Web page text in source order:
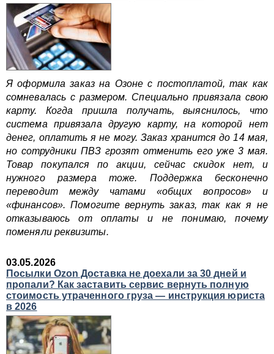
Я оформила заказ на Озоне с постоплатой, так как
сомневалась с размером. Специально привязала свою
карту. Когда пришла получать, выяснилось, что
система привязала другую карту, на которой нет
денег, оплатить я не могу. Заказ хранится до 14 мая,
но сотрудники ПВЗ грозят отменить его уже 3 мая.
Товар покупался по акции, сейчас скидок нет, и
нужного размера тоже. Поддержка бесконечно
переводит между чатами «общих вопросов» и
«финансов». Помогите вернуть заказ, так как я не
отказываюсь от оплаты и не понимаю, почему
поменяли реквизиты.
03.05.2026
Посылки Ozon Доставка не доехали за 30 дней и
пропали? Как заставить сервис вернуть полную
стоимость утраченного груза — инструкция юриста
в 2026